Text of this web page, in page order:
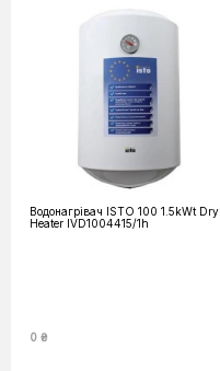
Водонагрівач ISTO 100 1.5kWt Dry
Heater IVD1004415/1h
0 ₴